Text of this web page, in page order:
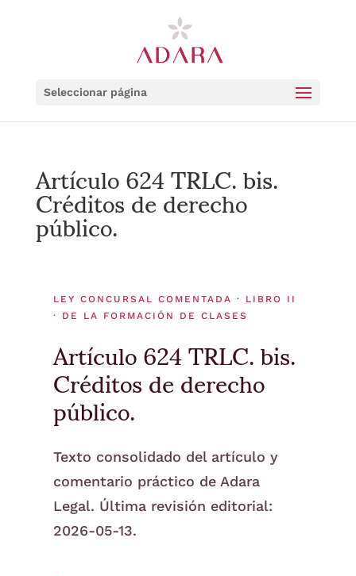
Seleccionar página
Artículo 624 TRLC. bis.
Créditos de derecho
público.
LEY CONCURSAL COMENTADA · LIBRO II
· DE LA FORMACIÓN DE CLASES
Artículo 624 TRLC. bis.
Créditos de derecho
público.
Texto consolidado del artículo y
comentario práctico de Adara
Legal. Última revisión editorial:
2026-05-13.